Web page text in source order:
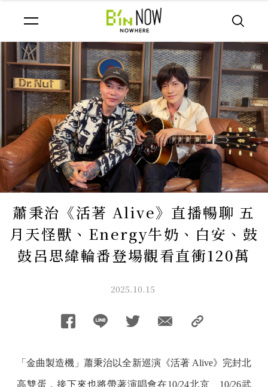
蕭秉治《活著 Alive》直播暢聊 五
月天怪獸、Energy牛奶、白安、鼓
鼓呂思緯輪番登場觀看直衝120萬
2025.10.15
「金曲製造機」蕭秉治以全新巡演《活著 Alive》完封北
高雙蛋，接下來也將帶著演唱會在10/24北京、10/26武